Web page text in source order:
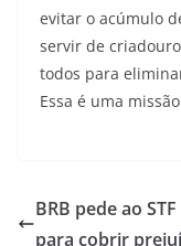
evitar o acúmulo
servir de
todos para
Essa é uma
BRB pede ao
para cobrir